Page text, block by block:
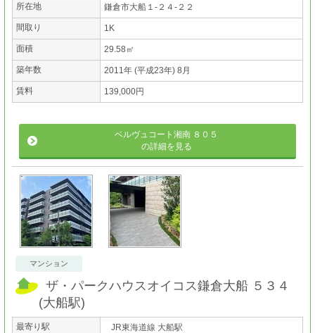
所在地 鎌倉市大船１-２４-２２
間取り 1K
面積 29.58㎡
築年数 2011年 (平成23年) 8月
賃料 139,000円
ベルヴュコート湘南 ８０５
の詳細を見る
マンション
ザ・パークハウスオイコス鎌倉大船 ５３４
(大船駅)
最寄り駅 JR東海道線 大船駅